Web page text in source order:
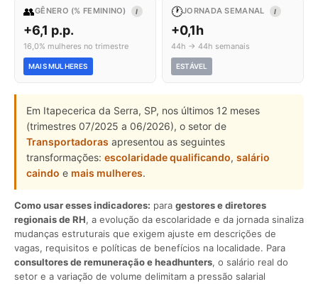
👥GÊNERO (% FEMININO) I
+6,1 p.p.
16,0% mulheres no trimestre
MAIS MULHERES
🕐JORNADA SEMANAL I
+0,1h
44h → 44h semanais
ESTÁVEL
Em Itapecerica da Serra, SP, nos últimos 12 meses
(trimestres 07/2025 a 06/2026), o setor de
Transportadoras apresentou as seguintes
transformações: escolaridade qualificando, salário
caindo e mais mulheres.
Como usar esses indicadores: para gestores e diretores
regionais de RH, a evolução da escolaridade e da jornada sinaliza
mudanças estruturais que exigem ajuste em descrições de
vagas, requisitos e políticas de benefícios na localidade. Para
consultores de remuneração e headhunters, o salário real do
setor e a variação de volume delimitam a pressão salarial